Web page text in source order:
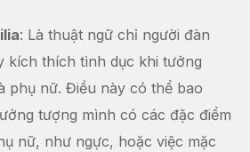
: Là thuật ngữ chỉ người đàn
kích thích tình dục khi tưởng
phụ nữ. Điều này có thể bao
tượng mình có các đặc điểm
nữ, như ngực, hoặc việc mặc